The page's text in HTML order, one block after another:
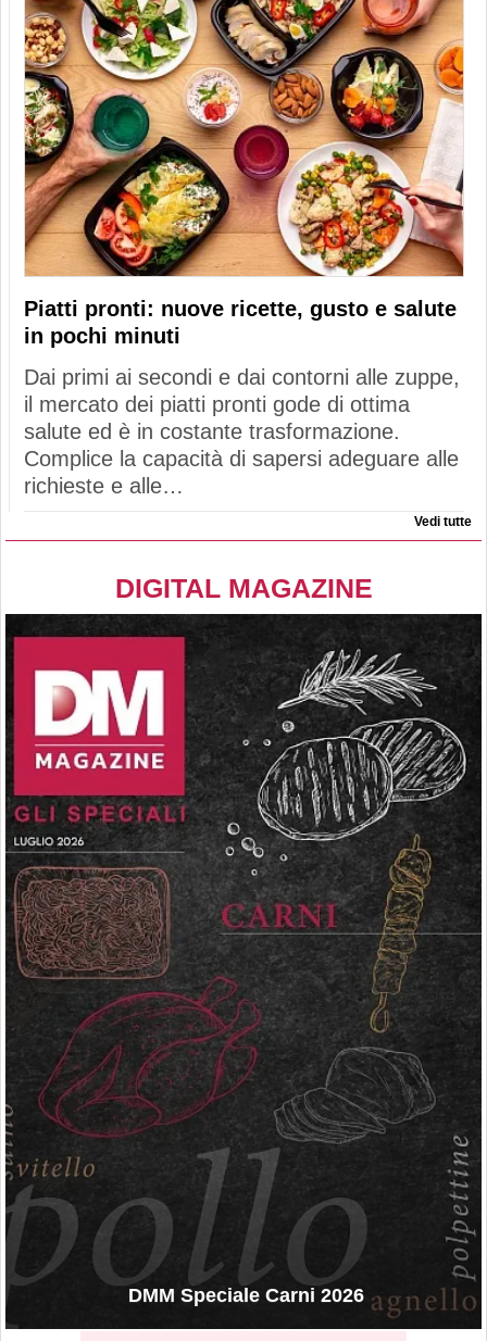
Piatti pronti: nuove ricette, gusto e salute
in pochi minuti
Dai primi ai secondi e dai contorni alle zuppe,
il mercato dei piatti pronti gode di ottima
salute ed è in costante trasformazione.
Complice la capacità di sapersi adeguare alle
richieste e alle…
Vedi tutte
DIGITAL MAGAZINE
DMM Speciale Carni 2026